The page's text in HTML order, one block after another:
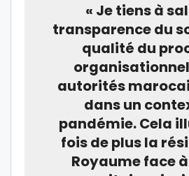
« Je tiens à
transparence du
qualité du
autorités
dans un
pandémie. Cela
fois de plus la
Royaume face